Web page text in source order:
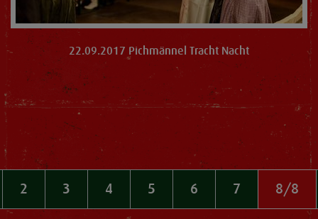
22.09.2017 Pichmännel Tracht Nacht
2 3 4 5 6 7 8/8